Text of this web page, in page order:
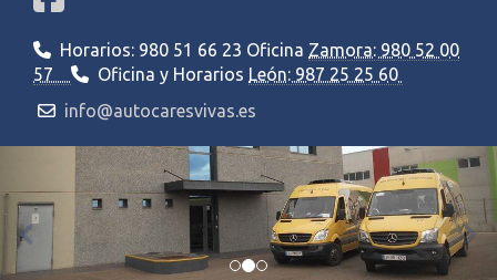
Horarios: 980 51 66 23 Oficina Zamora: 980 52 00
57
Oficina y Horarios León: 987 25 25 60
info@autocaresvivas.es
prev